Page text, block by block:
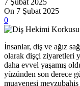
7 Şubat 2025
On 7 Şubat 2025
0
İnsanlar, diş ve ağız
olarak dişçi ziyaretleri
daha evvel yaşamış
yüzünden son derece
muayenesi